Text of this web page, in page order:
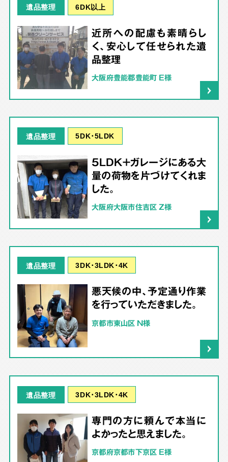
遺品整理 6DK以上
近所への配慮も素晴らし
く、安心して任せられた遺
品整理
大阪府豊能郡豊能町 E様
遺品整理 5DK･5LDK
5LDK＋ガレージにある大
量の荷物を片づけてくれま
した。
大阪府大阪市住吉区 Z様
遺品整理 3DK･3LDK･4K
悪天候の中、予定通り作業
を行っていただきました。
京都市東山区 N様
遺品整理 3DK･3LDK･4K
専門の方に頼んで本当に
よかったと思えました。
京都府京都市下京区 E様